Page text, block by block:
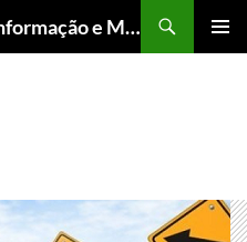
ER Consultoria Gestão de Informação e Memória Institucional